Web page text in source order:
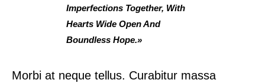
Imperfections Together, With
Hearts Wide Open And
Boundless Hope.»
Morbi at neque tellus. Curabitur massa